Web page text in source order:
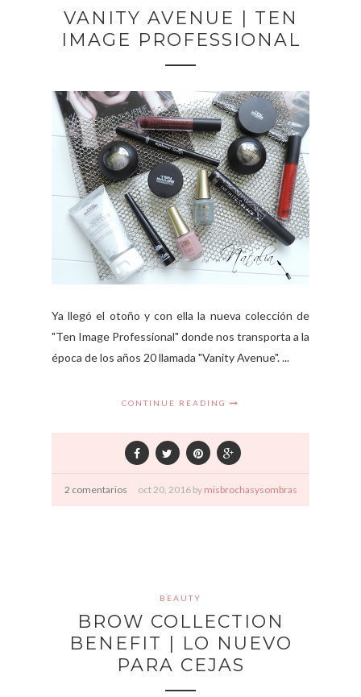
VANITY AVENUE | TEN
IMAGE PROFESSIONAL
Ya llegó el otoño y con ella la nueva colección de
"Ten Image Professional" donde nos transporta a la
época de los años 20 llamada "Vanity Avenue". ...
CONTINUE READING
2 comentarios oct20, 2016 by misbrochasysombras
BEAUTY
BROW COLLECTION
BENEFIT | LO NUEVO
PARA CEJAS